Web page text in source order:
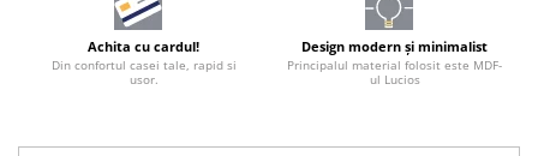
Achita cu cardul!
Din confortul casei tale, rapid si
usor.
Design modern și minimalist
Principalul material folosit este MDF-
ul Lucios